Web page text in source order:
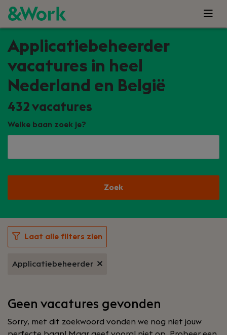
Applicatiebeheerder
vacatures in heel
Nederland en België
432 vacatures
Welke baan zoek je?
Zoek
Laat alle filters zien
Applicatiebeheerder
Geen vacatures gevonden
Sorry, met dit zoekwoord vonden we nog niet jouw